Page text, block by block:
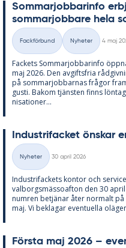
Som­mar­job­ba­rin­fo
som­mar­job­ba­re hela
Kategorier
Fackförbund Nyheter
4 maj
Fac­kets Som­mar­job­ba­rin­fo
maj 2026. Den av­gifts­fria
på som­mar­job­bar­nas frå­gor
gusti. Bakom tjäns­ten fin­ns
ni­sa­tio­ner...
In­du­stri­fac­ket öns­kar
Kategorier
Nyheter
30 april 2026
In­du­stri­fac­kets kon­tor och
val­borgs­mäs­so­af­ton den 30
num­ren be­tjä­nar åter nor­malt
maj. Vi be­kla­gar even­tu­el­la
Förs­ta maj 2026 –